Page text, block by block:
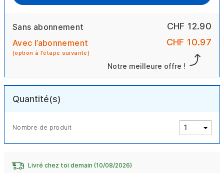
Sans abonnement CHF 12.90
Avec l’abonnement
(option à l’étape suivante)
CHF 10.97
Notre meilleure offre !
Quantité(s)
Nombre de produit
Livré chez toi demain (10/08/2026)